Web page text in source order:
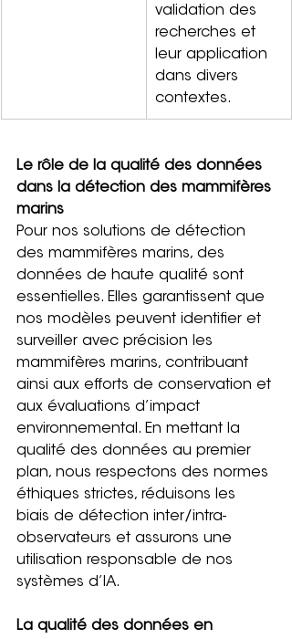
validation des
recherches et
leur application
dans divers
contextes.
Le rôle de la qualité des données
dans la détection des mammifères
marins
Pour nos solutions de détection
des mammifères marins, des
données de haute qualité sont
essentielles. Elles garantissent que
nos modèles peuvent identifier et
surveiller avec précision les
mammifères marins, contribuant
ainsi aux efforts de conservation et
aux évaluations d’impact
environnemental. En mettant la
qualité des données au premier
plan, nous respectons des normes
éthiques strictes, réduisons les
biais de détection inter/intra-
observateurs et assurons une
utilisation responsable de nos
systèmes d’IA.
La qualité des données en